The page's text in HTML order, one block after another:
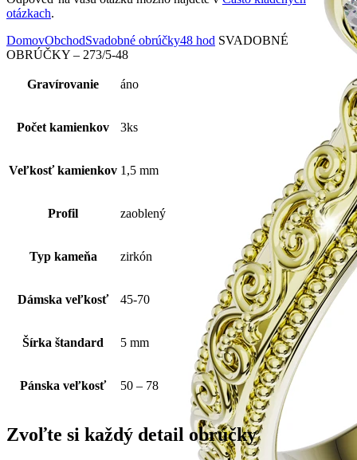
otázkach.
DomovObchodSvadobné obrúčky48 hod SVADOBNÉ
OBRÚČKY – 273/5-48
Gravírovanie áno
Počet kamienkov 3ks
Veľkosť kamienkov 1,5 mm
Profil zaoblený
Typ kameňa zirkón
Dámska veľkosť 45-70
Šírka štandard 5 mm
Pánska veľkosť 50 – 78
Zvoľte si každý detail obrúčky